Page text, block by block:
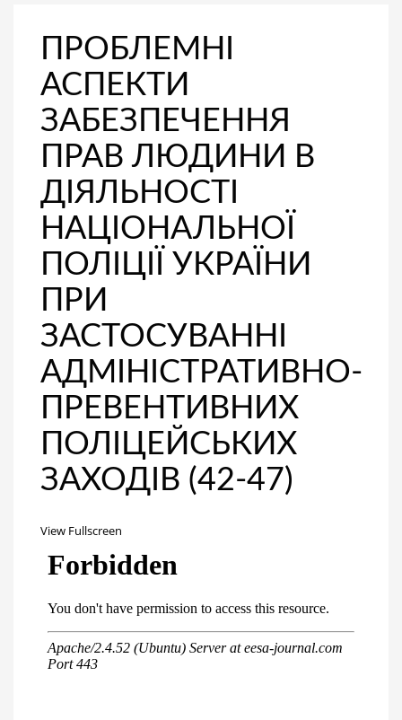
ПРОБЛЕМНІ
АСПЕКТИ
ЗАБЕЗПЕЧЕННЯ
ПРАВ ЛЮДИНИ В
ДІЯЛЬНОСТІ
НАЦІОНАЛЬНОЇ
ПОЛІЦІЇ УКРАЇНИ
ПРИ
ЗАСТОСУВАННІ
АДМІНІСТРАТИВНО-
ПРЕВЕНТИВНИХ
ПОЛІЦЕЙСЬКИХ
ЗАХОДІВ (42-47)
View Fullscreen
PDF